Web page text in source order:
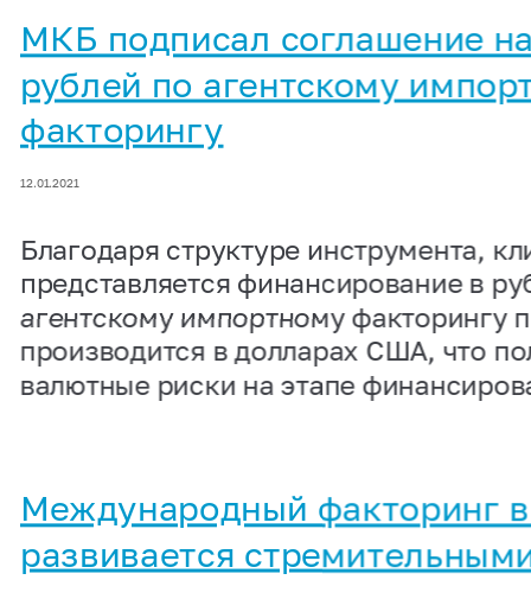
МКБ подписал соглашение
рублей по агентскому
факторингу
12.01.2021
Благодаря структуре инструмента,
представляется финансирование в
агентскому импортному факторингу
производится в долларах США, что
валютные риски на этапе
Международный факторинг
развивается